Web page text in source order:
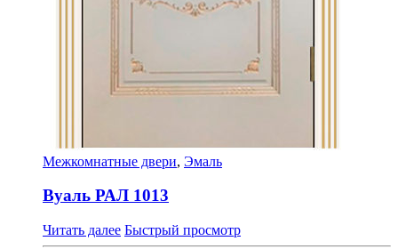
Межкомнатные двери, Эмаль
Вуаль РАЛ 1013
Читать далее Быстрый просмотр